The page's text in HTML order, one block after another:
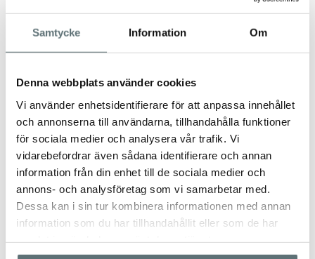
Samtycke Information Om
Denna webbplats använder cookies
Vi använder enhetsidentifierare för att anpassa innehållet
och annonserna till användarna, tillhandahålla funktioner
för sociala medier och analysera vår trafik. Vi
vidarebefordrar även sådana identifierare och annan
information från din enhet till de sociala medier och
annons- och analysföretag som vi samarbetar med.
Dessa kan i sin tur kombinera informationen med annan
information som du har tillhandahållit eller som de har
långsamt. Fukten förblir bredvid dina fötter och dina fötter
börjar kännas kalla. Det är därför en blandning av
VÅRDA DINA SKOR OCH
KÄNGORFÖREFÖRSTA ANVÄNDNING!
Alla Meindls skor och kängor är förvisso impregnerade från
fabriken, men vårdprodukterna är flyktiga. Så impregnera
eller vaxa dina skor före första användning.
För rätt skovård, se denna
SPECIFIKATIONER 15